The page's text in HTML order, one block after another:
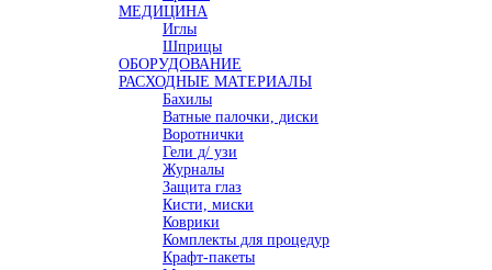
МЕДИЦИНА
Иглы
Шприцы
ОБОРУДОВАНИЕ
РАСХОДНЫЕ МАТЕРИАЛЫ
Бахилы
Ватные палочки, диски
Воротнички
Гели д/ узи
Журналы
Защита глаз
Кисти, миски
Коврики
Комплекты для процедур
Крафт-пакеты